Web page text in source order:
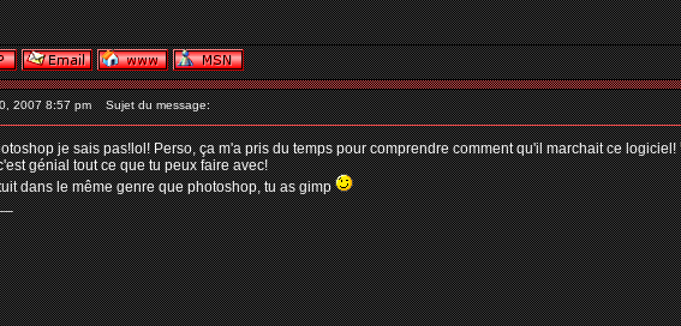
2007 8:57 pm Sujet du message:
je sais pas!lol! Perso, ça m'a pris du temps pour comprendre comment qu'il marchait ce logiciel!
génial tout ce que tu peux faire avec!
dans le même genre que photoshop, tu as gimp